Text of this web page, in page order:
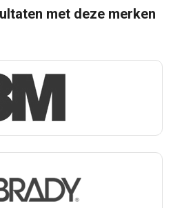
met deze merken